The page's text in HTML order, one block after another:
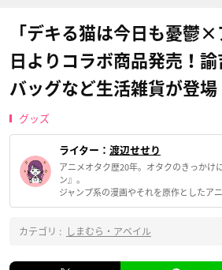
「デキる猫は今日も憂鬱
日よりコラボ商品発売！
バッグなど生活雑貨が登場
グッズ
ライター： 渡辺せせり
アニメオタク歴20年。オタクのきっかけ
ン』。
ジャンプ系の漫画やそれを原作としたア
カテゴリ : しまむら・アベイル